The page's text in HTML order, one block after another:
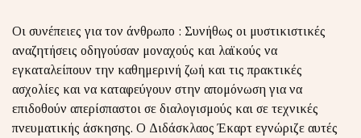
Οι συνέπειες για τον άνθρωπο : Συνήθως οι μυστικιστικές
αναζητήσεις οδηγούσαν μοναχούς και λαϊκούς να
εγκαταλείπουν την καθημερινή ζωή και τις πρακτικές
ασχολίες και να καταφεύγουν στην απομόνωση για να
επιδοθούν απερίσπαστοι σε διαλογισμούς και σε τεχνικές
πνευματικής άσκησης. Ο Διδάσκλαος Έκαρτ εγνώριζε αυτές